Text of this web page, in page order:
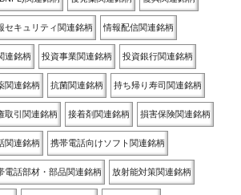
セキュリティ関連銘柄 情報配信関連銘柄
連銘柄 投資事業関連銘柄 投資銀行関連銘柄
関連銘柄 抗菌関連銘柄 持ち帰り寿司関連銘柄
取引関連銘柄 接着剤関連銘柄 損害保険関連銘柄
関連銘柄 携帯電話向けソフト関連銘柄
電話部材・部品関連銘柄 放射能対策関連銘柄